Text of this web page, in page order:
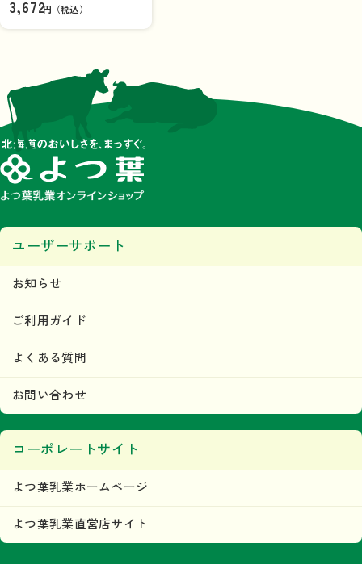
3,672円（税込）
ユーザーサポート
お知らせ
ご利用ガイド
よくある質問
お問い合わせ
コーポレートサイト
よつ葉乳業ホームページ
よつ葉乳業直営店サイト